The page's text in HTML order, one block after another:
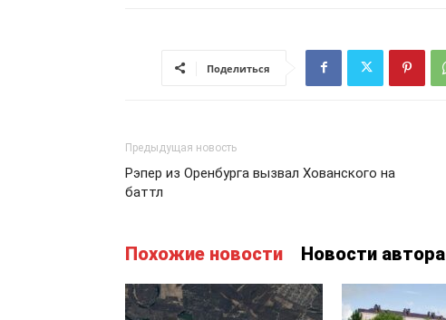
Поделиться
Предыдущая новость
Рэпер из Оренбурга вызвал Хованского на
баттл
Похожие новости Новости автора